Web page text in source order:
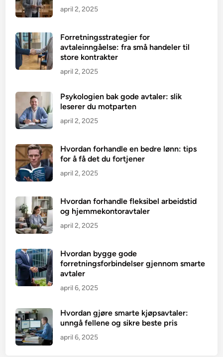
april 2, 2025
Forretningsstrategier for
avtaleinngåelse: fra små handeler til
store kontrakter
april 2, 2025
Psykologien bak gode avtaler: slik
leserer du motparten
april 2, 2025
Hvordan forhandle en bedre lønn: tips
for å få det du fortjener
april 2, 2025
Hvordan forhandle fleksibel arbeidstid
og hjemmekontoravtaler
april 2, 2025
Hvordan bygge gode
forretningsforbindelser gjennom smarte
avtaler
april 6, 2025
Hvordan gjøre smarte kjøpsavtaler:
unngå fellene og sikre beste pris
april 6, 2025